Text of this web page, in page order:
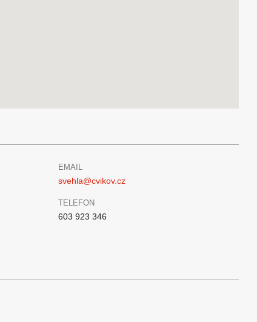
EMAIL
svehla@cvikov.cz
TELEFON
603 923 346